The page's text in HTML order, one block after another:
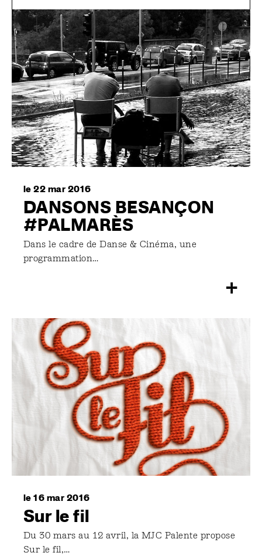
le 22 mar 2016
DANSONS BESANÇON
#PALMARÈS
Dans le cadre de Danse & Cinéma, une
programmation…
+
le 16 mar 2016
Sur le fil
Du 30 mars au 12 avril, la MJC Palente propose
Sur le fil,…